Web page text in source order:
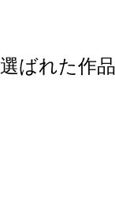
選ばれた作品